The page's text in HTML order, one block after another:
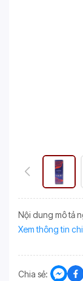
Nội dung mô tả
Xem thông tin
Chia sẻ: